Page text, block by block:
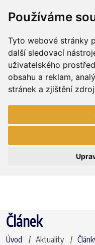
Používáme
Tyto webové stránky
další sledovací
uživatelského
obsahu a reklam,
stránek a zjištění
Článek
Úvod Aktuality